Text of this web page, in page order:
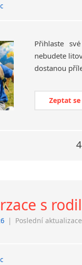
Přihlaste
nebudete
Zeptat
s
| Poslední aktualizace